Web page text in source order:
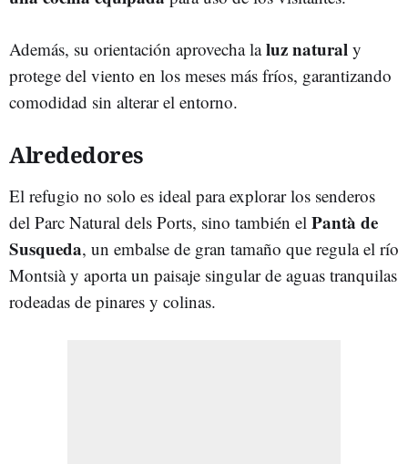
Además, su orientación aprovecha laluz natural y
protege del viento en los meses más fríos, garantizando
comodidad sin alterar el entorno.
Alrededores
El refugio no solo es ideal para explorar los senderos
del Parc Natural dels Ports, sino también el Pantà de
Susqueda, un embalse de gran tamaño que regula el río
Montsià y aporta un paisaje singular de aguas tranquilas
rodeadas de pinares y colinas.